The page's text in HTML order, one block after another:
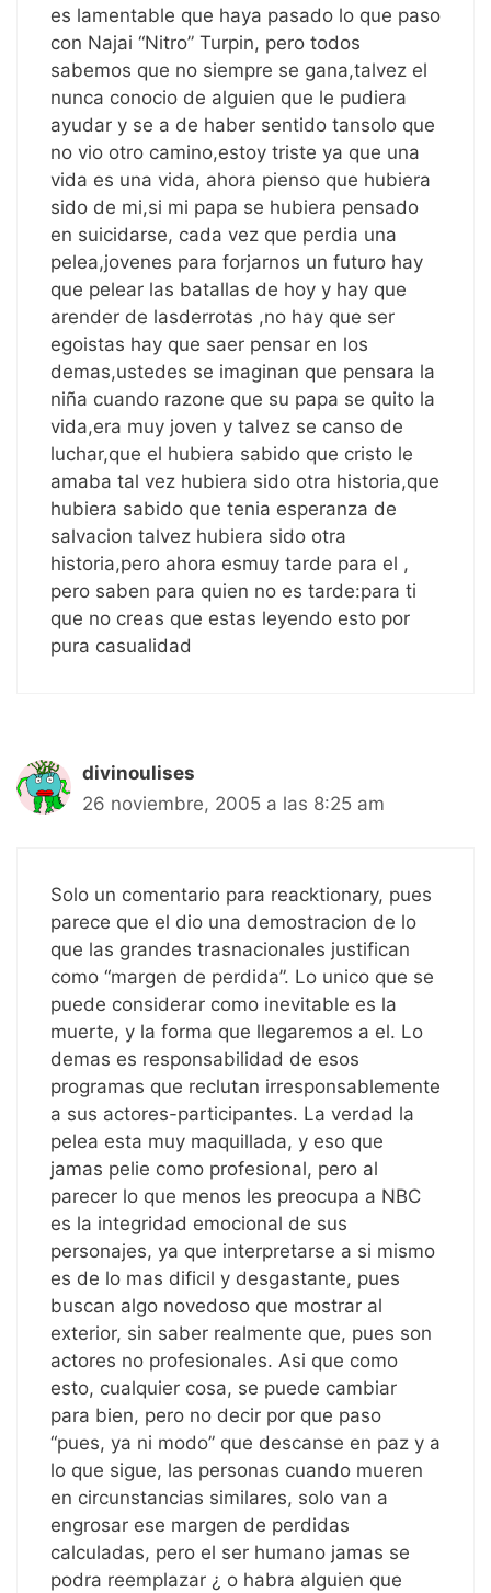
es lamentable que haya pasado lo que paso
con Najai “Nitro” Turpin, pero todos
sabemos que no siempre se gana,talvez el
nunca conocio de alguien que le pudiera
ayudar y se a de haber sentido tansolo que
no vio otro camino,estoy triste ya que una
vida es una vida, ahora pienso que hubiera
sido de mi,si mi papa se hubiera pensado
en suicidarse, cada vez que perdia una
pelea,jovenes para forjarnos un futuro hay
que pelear las batallas de hoy y hay que
arender de lasderrotas ,no hay que ser
egoistas hay que saer pensar en los
demas,ustedes se imaginan que pensara la
niña cuando razone que su papa se quito la
vida,era muy joven y talvez se canso de
luchar,que el hubiera sabido que cristo le
amaba tal vez hubiera sido otra historia,que
hubiera sabido que tenia esperanza de
salvacion talvez hubiera sido otra
historia,pero ahora esmuy tarde para el ,
pero saben para quien no es tarde:para ti
que no creas que estas leyendo esto por
pura casualidad
divinoulises
26 noviembre, 2005 a las 8:25 am
Solo un comentario para reacktionary, pues
parece que el dio una demostracion de lo
que las grandes trasnacionales justifican
como “margen de perdida”. Lo unico que se
puede considerar como inevitable es la
muerte, y la forma que llegaremos a el. Lo
demas es responsabilidad de esos
programas que reclutan irresponsablemente
a sus actores-participantes. La verdad la
pelea esta muy maquillada, y eso que
jamas pelie como profesional, pero al
parecer lo que menos les preocupa a NBC
es la integridad emocional de sus
personajes, ya que interpretarse a si mismo
es de lo mas dificil y desgastante, pues
buscan algo novedoso que mostrar al
exterior, sin saber realmente que, pues son
actores no profesionales. Asi que como
esto, cualquier cosa, se puede cambiar
para bien, pero no decir por que paso
“pues, ya ni modo” que descanse en paz y a
lo que sigue, las personas cuando mueren
en circunstancias similares, solo van a
engrosar ese margen de perdidas
calculadas, pero el ser humano jamas se
podra reemplazar ¿ o habra alguien que